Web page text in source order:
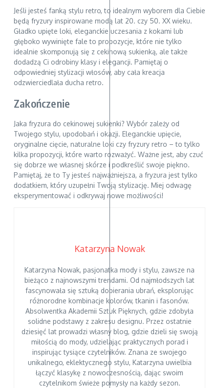
Jeśli jesteś fanką stylu retro, to idealnym wyborem dla Ciebie
będą fryzury inspirowane modą lat 20. czy 50. XX wieku.
Gładko upięte loki, eleganckie uczesania z kokami lub
głęboko wywinięte fale to propozycje, które nie tylko
idealnie skomponują się z cekinową sukienką, ale także
dodadzą Ci odrobiny klasy i elegancji. Pamiętaj o
odpowiedniej stylizacji włosów, aby cała kreacja
odzwierciedlała ducha retro.
Zakończenie
Jaka fryzura do cekinowej sukienki? Wybór zależy od
Twojego stylu, upodobań i okazji. Eleganckie upięcie,
oryginalne cięcie, naturalne loki czy fryzury retro – to tylko
kilka propozycji, które warto rozważyć. Ważne jest, aby czuć
się dobrze we własnej skórze i podkreślić swoje piękno.
Pamiętaj, że to Ty jesteś najważniejsza, a fryzura jest tylko
dodatkiem, który uzupełni Twoją stylizację. Miej odwagę
eksperymentować i odkrywaj nowe możliwości!
Katarzyna Nowak
Katarzyna Nowak, pasjonatka mody i stylu, zawsze na
bieżąco z najnowszymi trendami. Od najmłodszych lat
fascynowała się sztuką dobierania ubrań, eksplorując
różnorodne kombinacje kolorów, tkanin i fasonów.
Absolwentka Akademii Sztuk Pięknych, gdzie zdobyła
solidne podstawy z zakresu designu. Przez ostatnie
dziesięć lat prowadzi własny blog, gdzie dzieli się swoją
miłością do mody, udzielając praktycznych porad i
inspirując tysiące czytelników. Znana ze swojego
unikalnego, eklektycznego stylu, Katarzyna uwielbia
łączyć klasykę z nowoczesnością, dając swoim
czytelnikom świeże pomysły na każdy sezon.